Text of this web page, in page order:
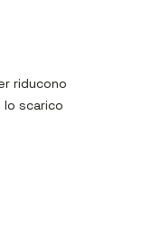
riducono
scarico